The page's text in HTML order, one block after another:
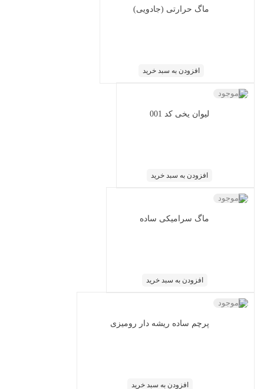
ماگ حرارتی (جادویی)
افزودن به سبد خرید
لیوان یخی کد 001
ناموجود
افزودن به سبد خرید
ماگ سرامیکی ساده
ناموجود
افزودن به سبد خرید
پرچم ساده ریشه دار رومیزی
ناموجود
افزودن به سبد خرید